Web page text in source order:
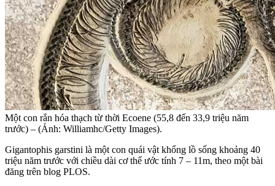
Một con rắn hóa thạch từ thời Ecoene (55,8 đến 33,9 triệu năm
trước) – (Ảnh: Williamhc/Getty Images).
Gigantophis garstini là một con quái vật khổng lồ sống khoảng 40
triệu năm trước với chiều dài cơ thể ước tính 7 – 11m, theo một bài
đăng trên blog PLOS.